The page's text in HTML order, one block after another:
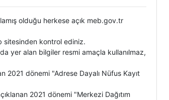
olduğu herkese açık meb.gov.tr
sitesinden kontrol ediniz.
yer alan bilgiler resmi amaçla kullanılmaz,
2021 dönemi "Adrese Dayalı Nüfus Kayıt
2021 dönemi "Merkezi Dağıtım